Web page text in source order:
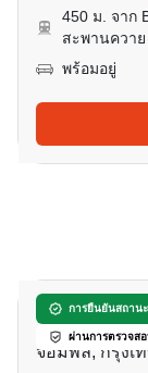
450 ม. จาก
สะพานควาย
พร้อมอยู่
การยืนยันสถาน
ผ่านการตรวจส
อีควิน๊อกซ์
จอมพล, กรุงเ